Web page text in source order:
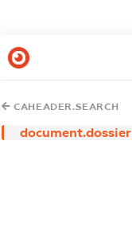
CAHEADER.SEARCH
document.dossier